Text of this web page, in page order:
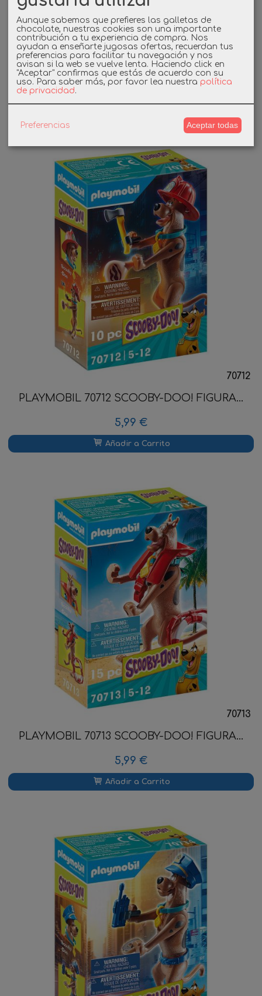
PLAYMOBIL 70711 SCOOBY-DOO! FIGURA...
5,99 €
Añadir a Carrito
70712
PLAYMOBIL 70712 SCOOBY-DOO! FIGURA...
5,99 €
Añadir a Carrito
70713
PLAYMOBIL 70713 SCOOBY-DOO! FIGURA...
5,99 €
Añadir a Carrito
Aunque sabemos que prefieres las galletas de
chocolate, nuestras cookies son una importante
contribución a tu experiencia de compra. Nos
ayudan a enseñarte jugosas ofertas, recuerdan tus
preferencias para facilitar tu navegación y nos
avisan si la web se vuelve lenta. Haciendo click en
"Aceptar" confirmas que estás de acuerdo con su
uso. Para saber más, por favor lea nuestra política
de privacidad.
Preferencias Aceptar todas